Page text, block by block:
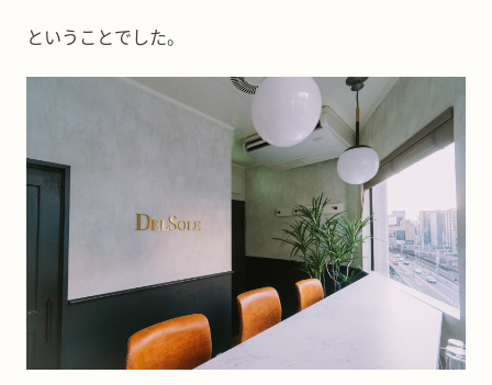
ということでした。